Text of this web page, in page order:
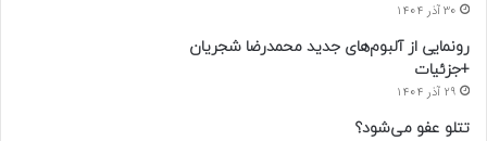
30 آذر 1404
رونمایی از آلبوم‌های جدید محمدرضا شجریان
+جزئیات
29 آذر 1404
تتلو عفو می‌شود؟